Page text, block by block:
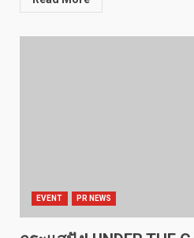
EVENT PR NEWS